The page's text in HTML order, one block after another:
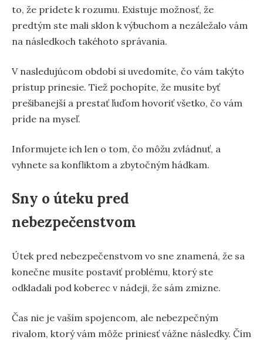
to, že prídete k rozumu. Existuje možnosť, že
predtým ste mali sklon k výbuchom a nezáležalo vám
na následkoch takéhoto správania.
V nasledujúcom období si uvedomíte, čo vám takýto
prístup prinesie. Tiež pochopíte, že musíte byť
prešibanejší a prestať ľuďom hovoriť všetko, čo vám
príde na myseľ.
Informujete ich len o tom, čo môžu zvládnuť, a
vyhnete sa konfliktom a zbytočným hádkam.
Sny o úteku pred
nebezpečenstvom
Útek pred nebezpečenstvom vo sne znamená, že sa
konečne musíte postaviť problému, ktorý ste
odkladali pod koberec v nádeji, že sám zmizne.
Čas nie je vaším spojencom, ale nebezpečným
rivalom, ktorý vám môže priniesť vážne následky. Čím